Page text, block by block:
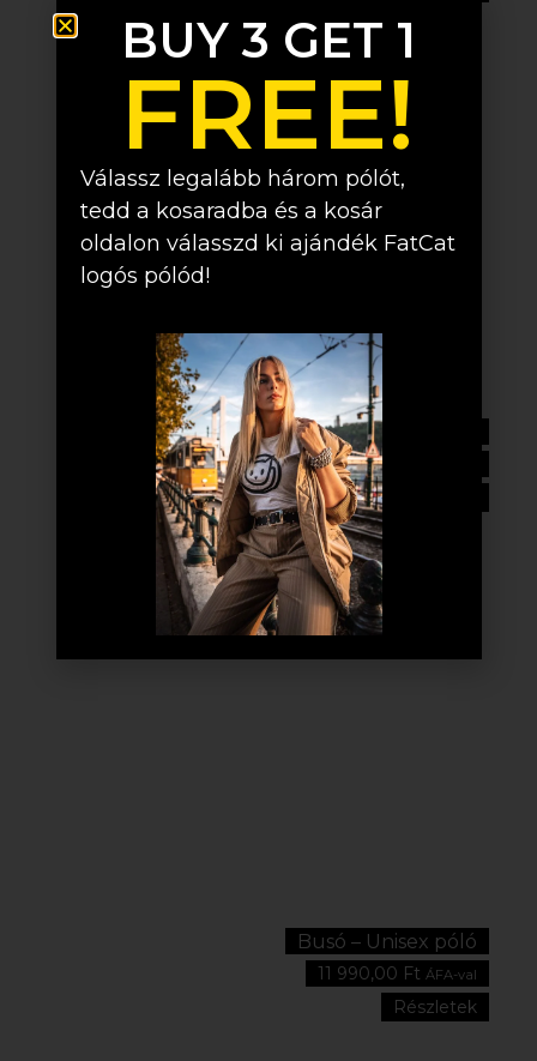
Died Tit – Unisex póló
11 990,00
Busó – Unisex póló
11 990,00 Ft ÁFA-val
Részletek
BUY 3 GET 1
FREE!
Válassz legalább három pólót,
tedd a kosaradba és a kosár
oldalon válasszd ki ajándék FatCat
logós pólód!